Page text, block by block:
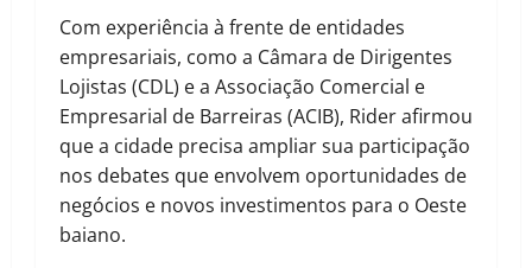
Com experiência à frente de entidades
empresariais, como a Câmara de Dirigentes
Lojistas (CDL) e a Associação Comercial e
Empresarial de Barreiras (ACIB), Rider afirmou
que a cidade precisa ampliar sua participação
nos debates que envolvem oportunidades de
negócios e novos investimentos para o Oeste
baiano.